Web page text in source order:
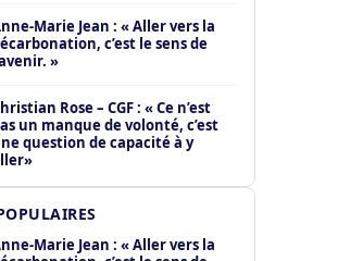
Marie Jean : « Aller vers la
c’est le sens de
»
Rose – CGF : « Ce n’est
un manque de volonté, c’est
question de capacité à y
Marie Jean : « Aller vers la